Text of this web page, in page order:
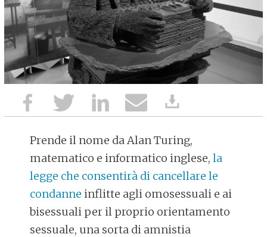
Prende il nome da Alan Turing,
matematico e informatico inglese,la
legge che consentirà di cancellare le
condanne inflitte agli omosessuali e ai
bisessuali per il proprio orientamento
sessuale, una sorta di amnistia